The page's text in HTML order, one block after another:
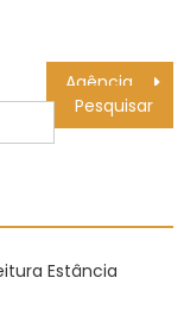
Estância